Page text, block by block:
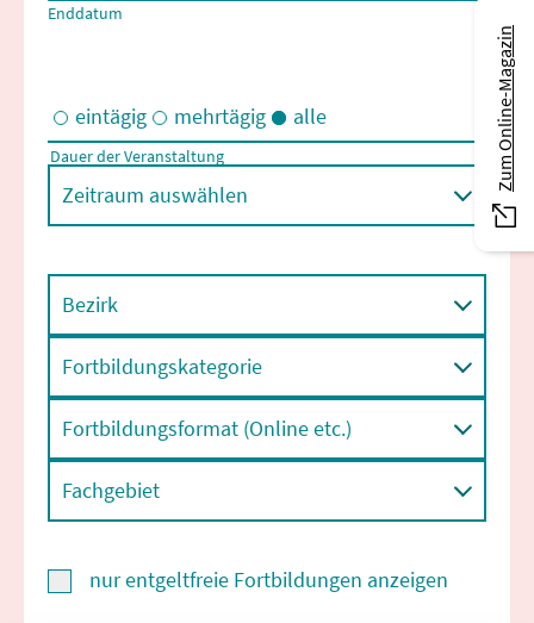
Enddatum
Eintägige und/oder mehrtägige Veranstaltungen
eintägig mehrtägig alle
Dauer der Veranstaltung
Zeitraum auswählen
Bezirk
Fortbildungskategorie
Fortbildungsformat (Online etc.)
Fachgebiet
nur entgeltfreie Fortbildungen anzeigen
Zum Online-Magazin